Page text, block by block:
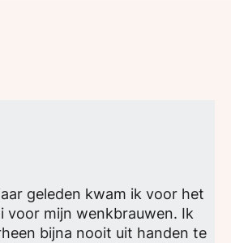
geleden kwam ik voor het
voor mijn wenkbrauwen. Ik
bijna nooit uit handen te